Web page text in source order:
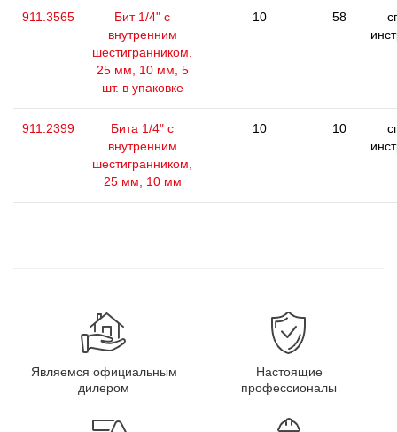
911.3565
Бит 1/4" с
внутренним
шестигранником,
25 мм, 10 мм, 5
шт. в упаковке
10 58
911.2399
Бита 1/4" с
внутренним
шестигранником,
25 мм, 10 мм
10 10
Являемся официальным
дилером
Настоящие
профессионалы